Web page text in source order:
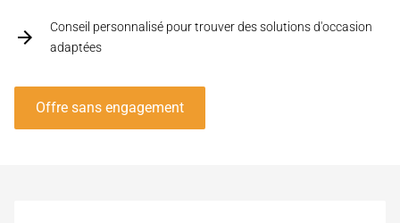
Conseil personnalisé pour trouver des solutions d'occasion
adaptées
Offre sans engagement